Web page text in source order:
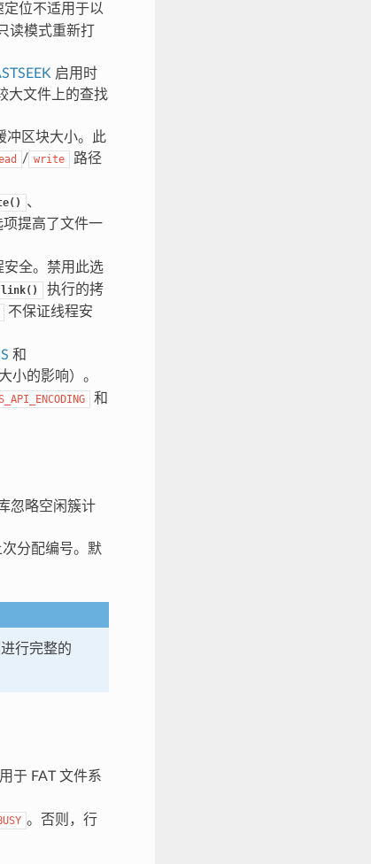
位不适用于以
模式重新打
启用时
大文件上的查找
冲区块大小。此
/ write
路径
、
项提高了文件一
安全。禁用此选
link()
执行的拷
不保证线程安
和
小的影响）。
和
忽略空闲簇计
分配编号。默
行完整的
于 FAT 文件系
。否则，行